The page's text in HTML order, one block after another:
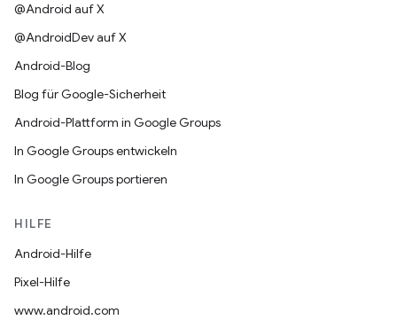
@Android auf X
@AndroidDev auf X
Android-Blog
Blog für Google-Sicherheit
Android-Plattform in Google Groups
In Google Groups entwickeln
In Google Groups portieren
HILFE
Android-Hilfe
Pixel-Hilfe
www.android.com